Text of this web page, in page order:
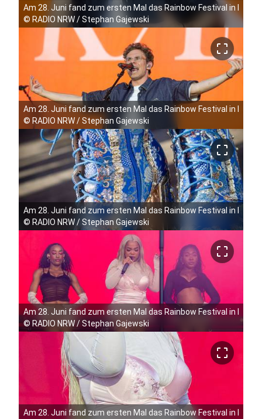
Am 28. Juni fand zum ersten Mal das Rainbow Festival in
© RADIO NRW / Stephan Gajewski
crop_free
Am 28. Juni fand zum ersten Mal das Rainbow Festival in
© RADIO NRW / Stephan Gajewski
crop_free
Am 28. Juni fand zum ersten Mal das Rainbow Festival in
© RADIO NRW / Stephan Gajewski
crop_free
Am 28. Juni fand zum ersten Mal das Rainbow Festival in
© RADIO NRW / Stephan Gajewski
crop_free
Am 28. Juni fand zum ersten Mal das Rainbow Festival in